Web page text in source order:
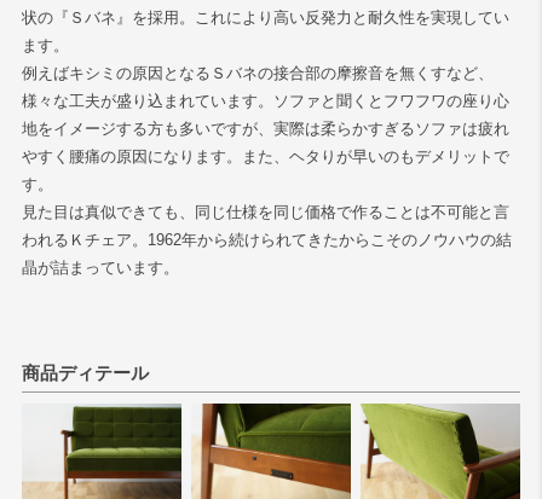
状の『Ｓバネ』を採用。これにより高い反発力と耐久性を実現してい
ます。
例えばキシミの原因となるＳバネの接合部の摩擦音を無くすなど、
様々な工夫が盛り込まれています。ソファと聞くとフワフワの座り心
地をイメージする方も多いですが、実際は柔らかすぎるソファは疲れ
やすく腰痛の原因になります。また、ヘタりが早いのもデメリットで
す。
見た目は真似できても、同じ仕様を同じ価格で作ることは不可能と言
われるＫチェア。1962年から続けられてきたからこそのノウハウの結
晶が詰まっています。
商品ディテール